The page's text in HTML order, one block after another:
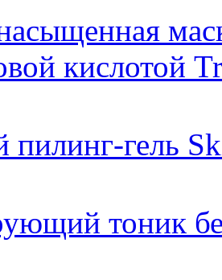
кислотой
гель
тоник